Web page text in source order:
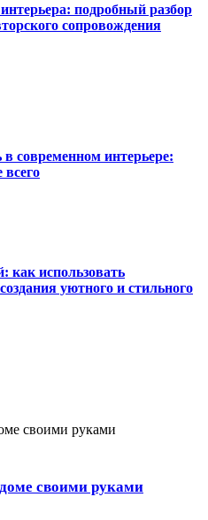
подробный разбор
сопровождения
современном интерьере:
как использовать
уютного и стильного
своими руками